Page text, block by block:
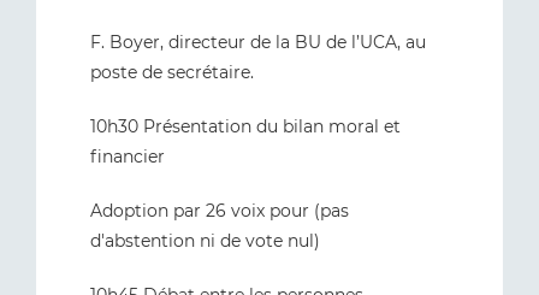
F. Boyer, directeur de la BU de l’UCA, au
poste de secrétaire.
10h30 Présentation du bilan moral et
financier
Adoption par 26 voix pour (pas
d'abstention ni de vote nul)